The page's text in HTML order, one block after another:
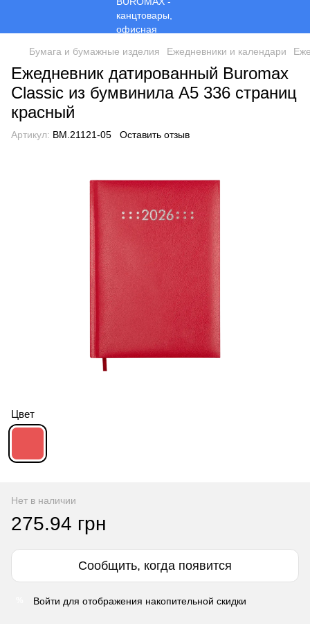
Бумага и бумажные изделия Ежедневники и календари
Ежедневник датированный Buromax
Classic из бумвинила А5 336 страниц
красный
Артикул: BM.21121-05 Оставить отзыв
Цвет
Нет в наличии
275.94 грн
Сообщить, когда появится
Войти для отображения накопительной скидки